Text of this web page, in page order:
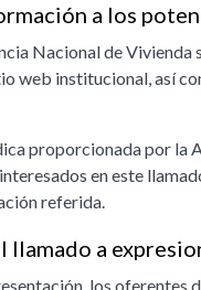
a los
Nacional de
web institucional, así
proporcionada por la
en este
referida.
llamado a
los oferentes